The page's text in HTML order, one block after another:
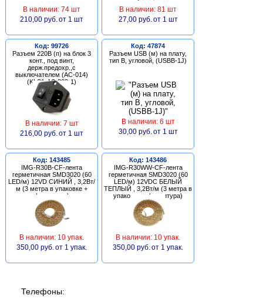
В наличии: 74 шт
210,00 руб. от 1 шт
В наличии: 81 шт
27,00 руб. от 1 шт
Код: 99726
Разъем 220В (п) на блок 3
конт., под винт,
держ.предохр.,с
выключателем (AC-014)
(KLS1-AS-303-1)
В наличии: 7 шт
216,00 руб. от 1 шт
Код: 47874
Разъем USB (м) на плату,
тип В, угловой, (USBB-1J)
В наличии: 6 шт
30,00 руб. от 1 шт
Код: 143485
IMG-R30B-CF-лента
герметичная SMD3020 (60
LED/м) 12VD СИНИЙ , 3,2Вт/
м (3 метра в упаковке +
фурнитура)
В наличии: 10 упак.
350,00 руб. от 1 упак.
Код: 143486
IMG-R30WW-CF-лента
герметичная SMD3020 (60
LED/м) 12VDC БЕЛЫЙ
ТЕПЛЫЙ , 3,2Вт/м (3 метра в
упаковке + фурнитура)
В наличии: 10 упак.
350,00 руб. от 1 упак.
Телефоны: